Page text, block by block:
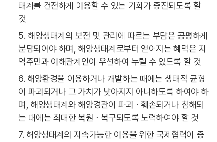
태계를 건전하게 이용할 수 있는 기회가 증진되도록 할
것
5. 해양생태계의 보전 및 관리에 따르는 부담은 공평하게
분담되어야 하며, 해양생태계로부터 얻어지는 혜택은 지
역주민과 이해관계인이 우선하여 누릴 수 있도록 할 것
6. 해양환경을 이용하거나 개발하는 때에는 생태적 균형
이 파괴되거나 그 가치가 낮아지지 아니하도록 하여야 하
며, 해양생태계와 해양경관이 파괴ㆍ훼손되거나 침해되
는 때에는 최대한 복원ㆍ복구되도록 노력하여야 할 것
7. 해양생태계의 지속가능한 이용을 위한 국제협력이 증